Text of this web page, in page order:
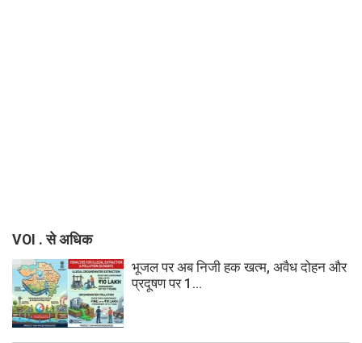
VOI . से अधिक
भूजल पर अब निजी हक खत्म, अवैध दोहन और
प्रदूषण पर 1...